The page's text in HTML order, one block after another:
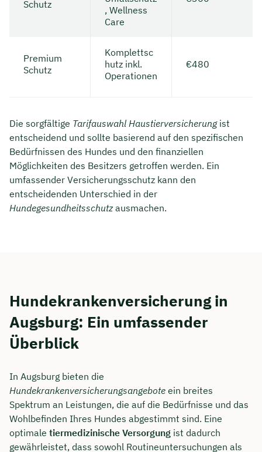
Schutz
, Wellness
Care
Premium
Schutz
Komplettsc
hutz inkl.
Operationen
€480
Die sorgfältige Tarifauswahl Haustierversicherungist
entscheidend und sollte basierend auf den spezifischen
Bedürfnissen des Hundes und den finanziellen
Möglichkeiten des Besitzers getroffen werden. Ein
umfassender Versicherungsschutz kann den
entscheidenden Unterschied in der
Hundegesundheitsschutzausmachen.
Hundekrankenversicherung in
Augsburg: Ein umfassender
Überblick
In Augsburg bieten die
Hundekrankenversicherungsangebote ein breites
Spektrum an Leistungen, die auf die Bedürfnisse und das
Wohlbefinden Ihres Hundes abgestimmt sind. Eine
optimale tiermedizinische Versorgung ist dadurch
gewährleistet, dass sowohl Routineuntersuchungen als
Jetzt persönliches
Beratungsgespräch mit Jonas
Ubben sichern 🤝
Wir beraten dich Montag bis Freitag von 8 bis